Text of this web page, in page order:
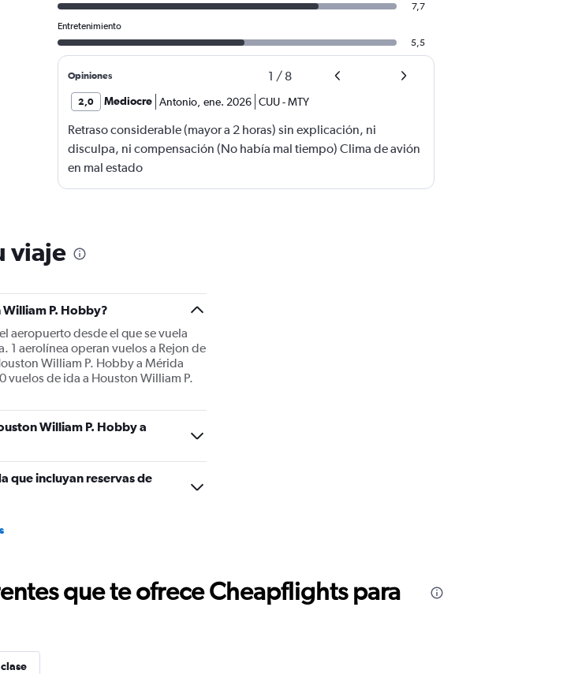
7,7
Entretenimiento
5,5
Opiniones 1 / 8
2,0 Mediocre Antonio ene. 2026 CUU-MTY
Retraso considerable (mayor a 2 horas) sin explicación, ni
disculpa, ni compensación (No había mal tiempo) Clima de avión
en mal estado
viaje
P. Hobby?
aeropuerto desde el que se vuela
1 aerolínea operan vuelos a Rejon de
William P. Hobby a Mérida
vuelos de ida a Houston William P.
William P. Hobby a
que incluyan reservas de
que te ofrece Cheapflights para